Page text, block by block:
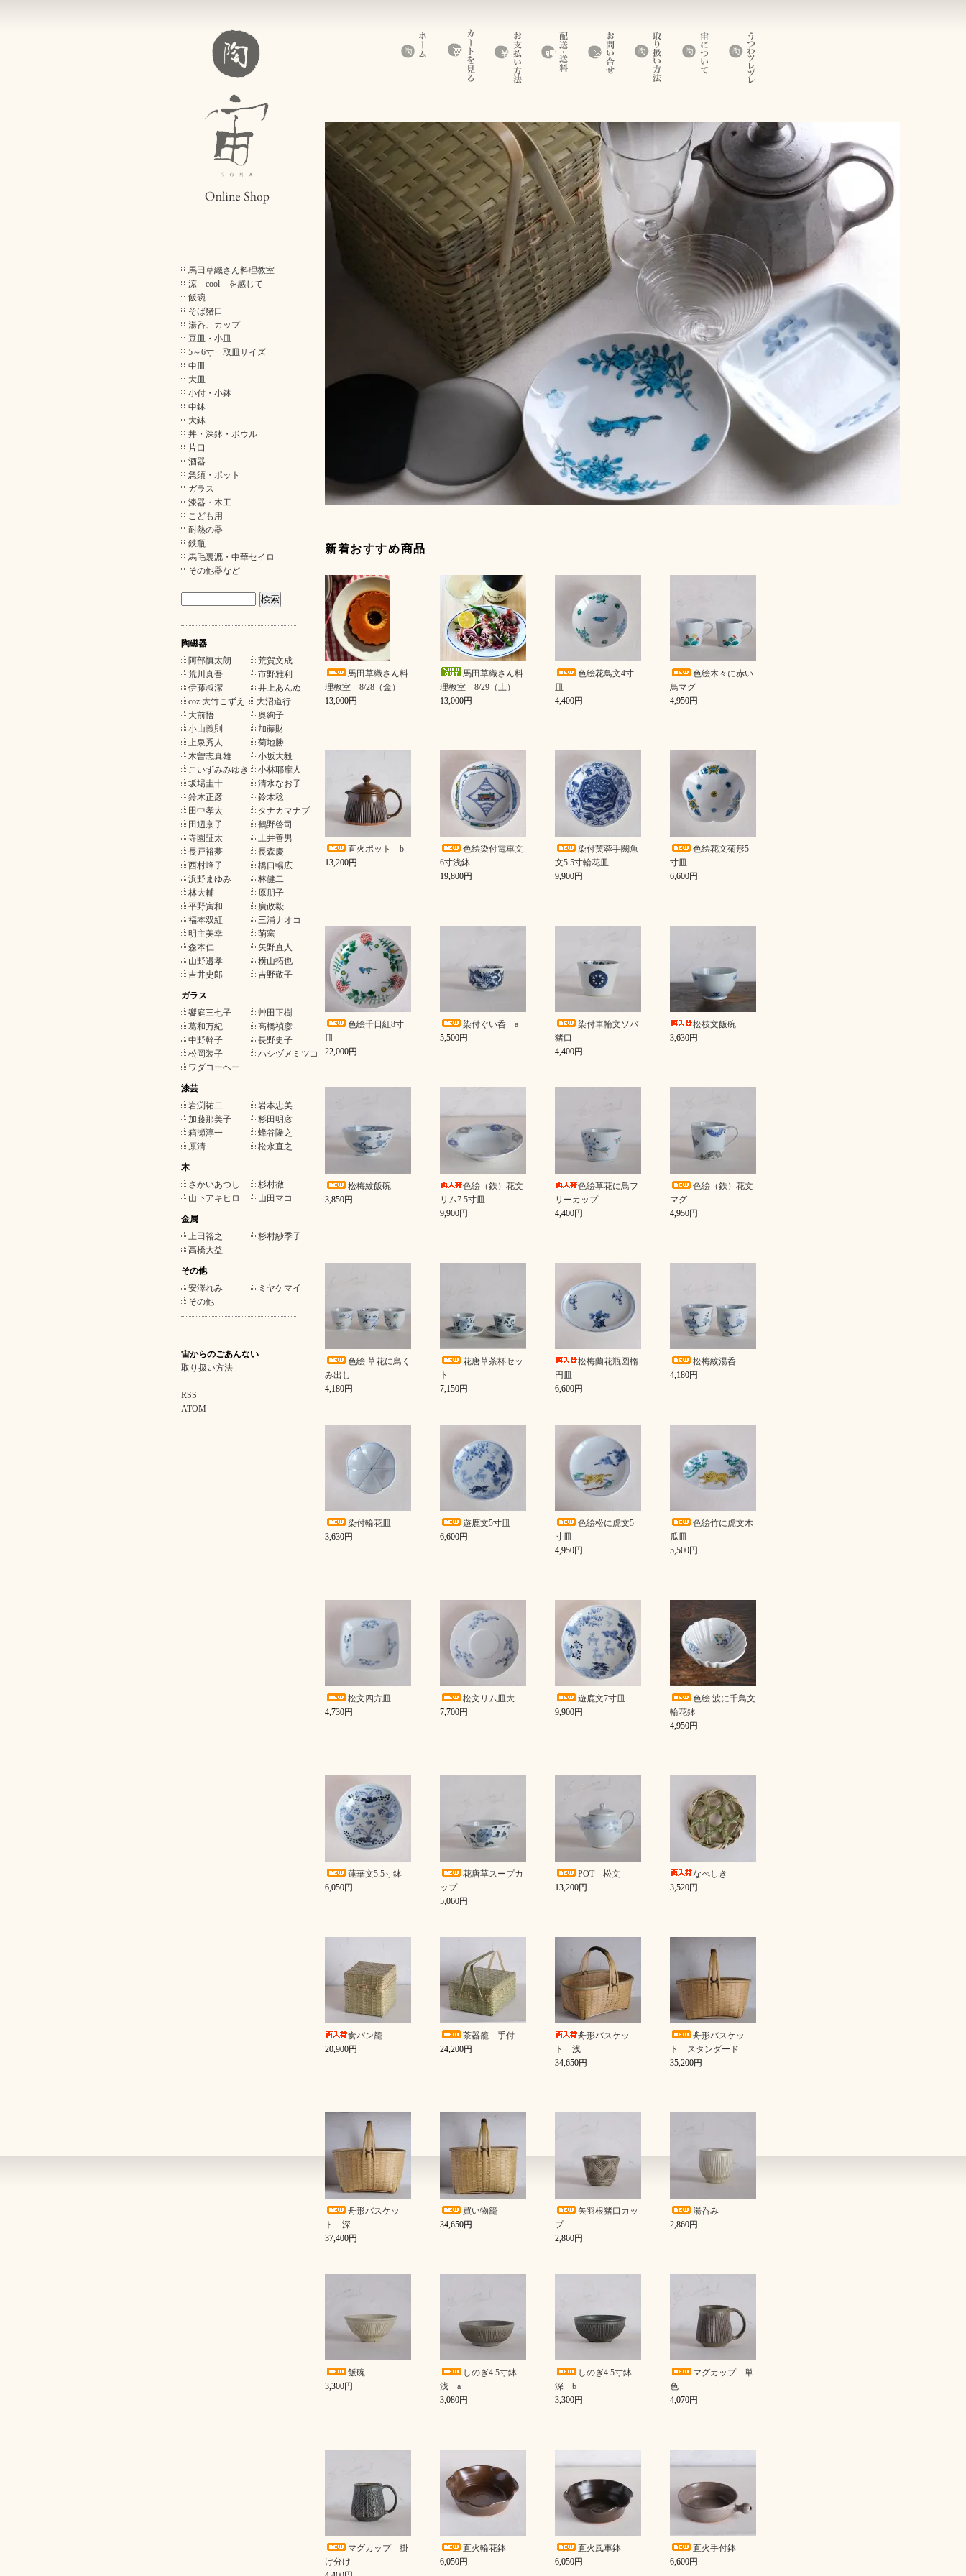
馬田草織さん料理教室
涼 cool を感じて
飯碗
そば猪口
湯呑、カップ
豆皿・小皿
5～6寸 取皿サイズ
中皿
大皿
小付・小鉢
中鉢
大鉢
丼・深鉢・ボウル
片口
酒器
急須・ポット
ガラス
漆器・木工
こども用
耐熱の器
鉄瓶
馬毛裏漉・中華セイロ
その他器など
陶磁器
阿部慎太朗
荒賀文成
荒川真吾
市野雅利
伊藤叔潔
井上あんぬ
coz.大竹こずえ
大沼道行
大前悟
奥絢子
小山義則
加藤財
上泉秀人
菊地勝
木曽志真雄
小坂大毅
こいずみみゆき
小林耶摩人
坂場圭十
清水なお子
鈴木正彦
鈴木稔
田中孝太
タナカマナブ
田辺京子
鶴野啓司
寺園証太
土井善男
長戸裕夢
長森慶
西村峰子
橋口暢広
浜野まゆみ
林健二
林大輔
原朋子
平野寅和
廣政毅
福本双紅
三浦ナオコ
明主美幸
萌窯
森本仁
矢野直人
山野邊孝
横山拓也
吉井史郎
吉野敬子
ガラス
饗庭三七子
艸田正樹
葛和万紀
高橋禎彦
中野幹子
長野史子
松岡装子
ハシヅメミツコ
ワダコーヘー
漆芸
岩渕祐二
岩本忠美
加藤那美子
杉田明彦
箱瀬淳一
蜂谷隆之
原清
松永直之
木
さかいあつし
杉村徹
山下アキヒロ
山田マコ
金属
上田裕之
杉村紗季子
高橋大益
その他
安澤れみ
ミヤケマイ
その他
宙からのごあんない
取り扱い方法
RSS
ATOM
新着おすすめ商品
馬田草織さん料
理教室 8/28（金）
13,000円
馬田草織さん料
理教室 8/29（土）
13,000円
色絵花鳥文4寸
皿
4,400円
色絵木々に赤い
鳥マグ
4,950円
直火ポット b
13,200円
色絵染付電車文
6寸浅鉢
19,800円
染付芙蓉手闕魚
文5.5寸輪花皿
9,900円
色絵花文菊形5
寸皿
6,600円
色絵千日紅8寸
皿
22,000円
染付ぐい呑 a
5,500円
染付車輪文ソバ
猪口
4,400円
松枝文飯碗
3,630円
松梅紋飯碗
3,850円
色絵（鉄）花文
リム7.5寸皿
9,900円
色絵草花に鳥フ
リーカップ
4,400円
色絵（鉄）花文
マグ
4,950円
色絵 草花に鳥く
み出し
4,180円
花唐草茶杯セッ
ト
7,150円
松梅蘭花瓶図楕
円皿
6,600円
松梅紋湯呑
4,180円
染付輪花皿
3,630円
遊鹿文5寸皿
6,600円
色絵松に虎文5
寸皿
4,950円
色絵竹に虎文木
瓜皿
5,500円
松文四方皿
4,730円
松文リム皿大
7,700円
遊鹿文7寸皿
9,900円
色絵 波に千鳥文
輪花鉢
4,950円
蓮華文5.5寸鉢
6,050円
花唐草スープカ
ップ
5,060円
POT 松文
13,200円
なべしき
3,520円
食パン籠
20,900円
茶器籠 手付
24,200円
舟形バスケッ
ト 浅
34,650円
舟形バスケッ
ト スタンダード
35,200円
舟形バスケッ
ト 深
37,400円
買い物籠
34,650円
矢羽根猪口カッ
プ
2,860円
湯呑み
2,860円
飯碗
3,300円
しのぎ4.5寸鉢
浅 a
3,080円
しのぎ4.5寸鉢
深 b
3,300円
マグカップ 単
色
4,070円
マグカップ 掛
け分け
直火輪花鉢
6,050円
直火風車鉢
6,050円
直火手付鉢
6,600円